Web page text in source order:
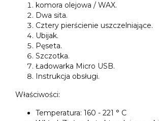
komora olejowa / WAX.
Dwa sita.
Cztery pierścienie uszczelniające.
Ubijak.
Pęseta.
Szczotka.
Ładowarka Micro USB.
Instrukcja obsługi.
Właściwości:
Temperatura: 160 - 221 ° C